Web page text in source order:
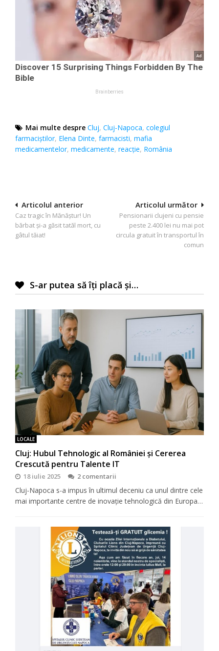
Mai multe despre Cluj,Cluj-Napoca,colegiul
farmaciştilor, Elena Dinte,farmacisti,mafia
medicamentelor,medicamente,reacție, România
Navigare
în
articole
Articolul următor
Pensionarii clujeni cu pensie
peste 2.400 lei nu mai pot
circula gratuit în transportul în
comun
Articolul anterior
Caz tragic în Mănăştur! Un
bărbat şi-a găsit tatăl mort, cu
gâtul tăiat!
S-ar putea să îți placă și…
LOCALE
Cluj: Hubul Tehnologic al României și Cererea
Crescută pentru Talente IT
18 iulie 2025 2 comentarii
Cluj-Napoca s-a impus în ultimul deceniu ca unul dintre cele
mai importante centre de inovație tehnologică din Europa…